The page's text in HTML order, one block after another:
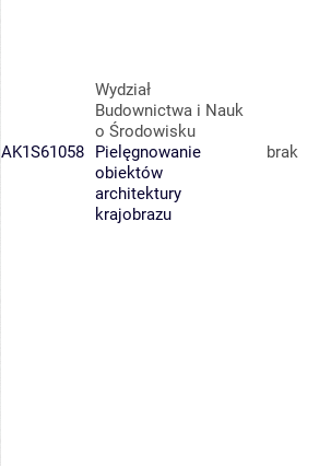
AK1S61058
Wydział
Budownictwa i Nauk
o Środowisku
Pielęgnowanie
obiektów
architektury
krajobrazu
brak